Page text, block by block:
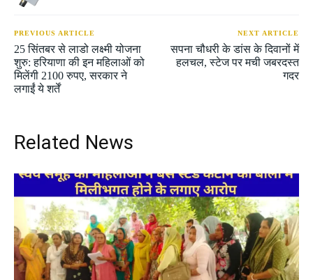
PREVIOUS ARTICLE
25 सिंतबर से लाडो लक्ष्मी योजना
शुरु: हरियाणा की इन महिलाओं को
मिलेंगी 2100 रुपए, सरकार ने
लगाईं ये शर्तें
NEXT ARTICLE
सपना चौधरी के डांस के दिवानों में
हलचल, स्टेज पर मची जबरदस्त
गदर
Related News